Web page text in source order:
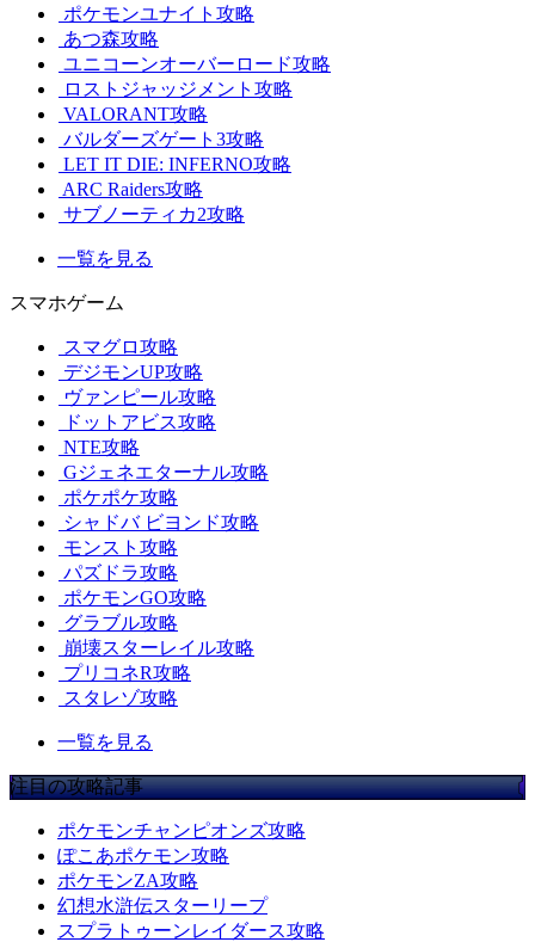
ポケモンユナイト攻略
あつ森攻略
ユニコーンオーバーロード攻略
ロストジャッジメント攻略
VALORANT攻略
バルダーズゲート3攻略
LET IT DIE: INFERNO攻略
ARC Raiders攻略
サブノーティカ2攻略
一覧を見る
スマホゲーム
スマグロ攻略
デジモンUP攻略
ヴァンピール攻略
ドットアビス攻略
NTE攻略
Gジェネエターナル攻略
ポケポケ攻略
シャドバ ビヨンド攻略
モンスト攻略
パズドラ攻略
ポケモンGO攻略
グラブル攻略
崩壊スターレイル攻略
プリコネR攻略
スタレゾ攻略
一覧を見る
注目の攻略記事
ポケモンチャンピオンズ攻略
ぽこあポケモン攻略
ポケモンZA攻略
幻想水滸伝スターリープ
スプラトゥーンレイダース攻略